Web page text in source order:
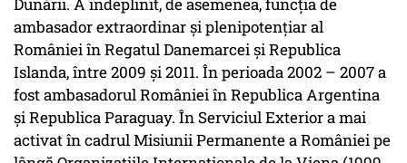
Dunării. A îndeplinit, de asemenea, funcția de
ambasador extraordinar și plenipotențiar al
României în Regatul Danemarcei și Republica
Islanda, între 2009 și 2011. În perioada 2002 – 2007 a
fost ambasadorul României în Republica Argentina
și Republica Paraguay. În Serviciul Exterior a mai
activat în cadrul Misiunii Permanente a României pe